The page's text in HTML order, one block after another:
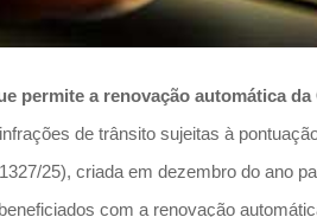
permite a renovação automática
de trânsito sujeitas à
25), criada em dezembro do ano
com a renovação